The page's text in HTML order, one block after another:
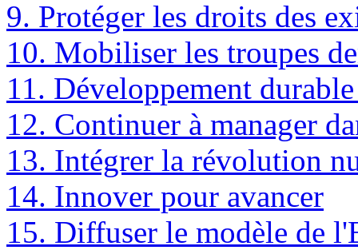
9. Protéger les droits des
10. Mobiliser les troupes
11. Développement
12. Continuer à manager
13. Intégrer la révolution
14. Innover pour avancer
15. Diffuser le modèle de